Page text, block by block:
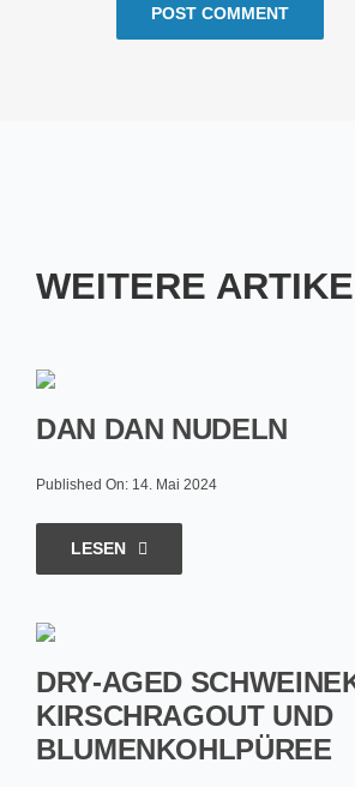
WEITERE
DAN DAN NUDELN
Published On: 14. Mai 2024
LESEN
DRY-AGED
KIRSCHRAGOUT UND
BLUMENKOHLPÜREE